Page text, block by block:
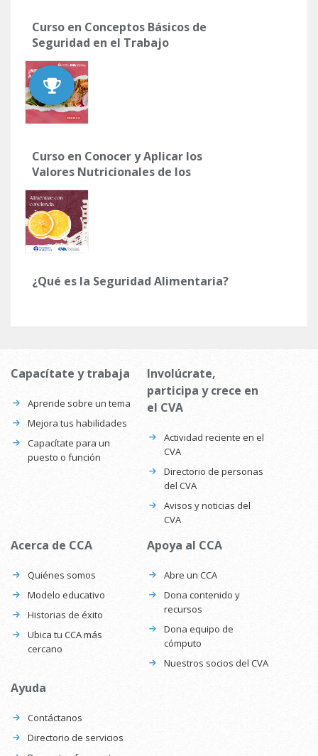
Curso en Conceptos Básicos de
Seguridad en el Trabajo
Curso en Conocer y Aplicar los
Valores Nutricionales de los
Alimentos
¿Qué es la Seguridad Alimentaria?
Capacítate y trabaja
Aprende sobre un tema
Mejora tus habilidades
Capacítate para un
puesto o función
Involúcrate,
participa y crece en
el CVA
Actividad reciente en el
CVA
Directorio de personas
del CVA
Avisos y noticias del
CVA
Acerca de CCA
Quiénes somos
Modelo educativo
Historias de éxito
Ubica tu CCA más
cercano
Apoya al CCA
Abre un CCA
Dona contenido y
recursos
Dona equipo de
cómputo
Nuestros socios del CVA
Ayuda
Contáctanos
Directorio de servicios